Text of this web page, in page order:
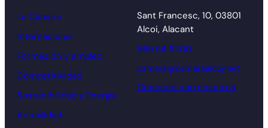
La Cámara
Internacional
Formación y empleo
Competitividad
Sostenibilidad y Energía
Actualidad
Sant Francesc, 10, 03801
Alcoi, Alacant
965 54 91 00
camara@camaraalcoy.net
Contacta con nosotros